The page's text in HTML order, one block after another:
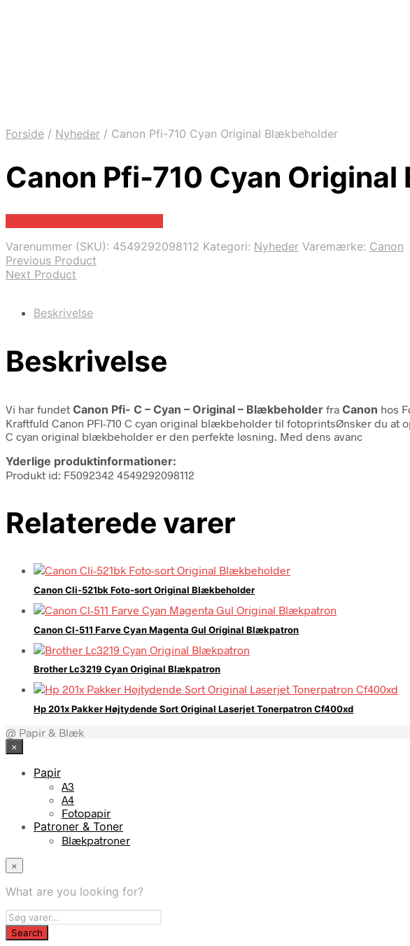
Forside / Nyheder / Canon Pfi-710 Cyan Original Blækbeholder
Canon Pfi-710 Cyan
Varenummer (SKU): 4549292098112 Kategori: Nyheder Varemærke: Canon
Previous Product
Next Product
Beskrivelse
Beskrivelse
Vi har fundet Canon Pfi- C – Cyan – Original – Blækbeholder fra Canon hos
Kraftfuld Canon PFI-710 C cyan original blækbeholder til fotoprintsØnsker du at
C cyan original blækbeholder er den perfekte løsning. Med dens avanc
Yderlige produktinformationer:
Produkt id: F5092342 4549292098112
Relaterede varer
Canon Cli-521bk Foto-sort Original Blækbeholder
Canon Cl-511 Farve Cyan Magenta Gul Original Blækpatron
Brother Lc3219 Cyan Original Blækpatron
Hp 201x Pakker Højtydende Sort Original Laserjet Tonerpatron Cf400xd
@ Papir & Blæk
×
Papir
A3
A4
Fotopapir
Patroner & Toner
Blækpatroner
×
What are you looking for?